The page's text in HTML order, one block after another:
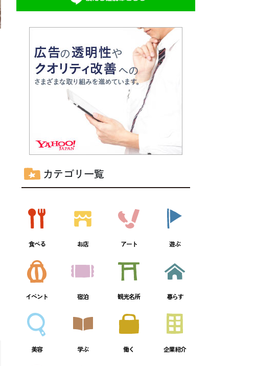
カテゴリ一覧
食べる お店 アート 遊ぶ
イベント 宿泊 観光名所 暮らす
美容 学ぶ 働く 企業紹介